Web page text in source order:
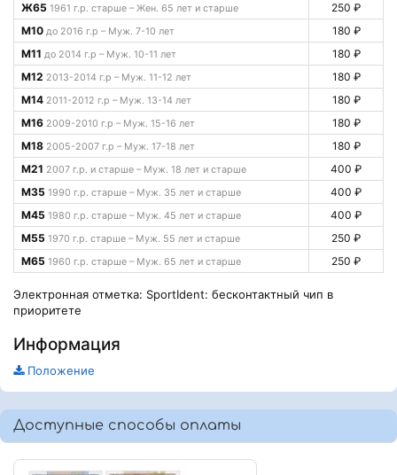
Ж65 1961 г.р. старше – Жен. 65 лет и старше
250 ₽
М10 до 2016 г.р – Муж. 7-10 лет
180 ₽
М11 до 2014 г.р – Муж. 10-11 лет
180 ₽
М12 2013-2014 г.р – Муж. 11-12 лет
180 ₽
М14 2011-2012 г.р – Муж. 13-14 лет
180 ₽
М16 2009-2010 г.р – Муж. 15-16 лет
180 ₽
М18 2005-2007 г.р – Муж. 17-18 лет
180 ₽
М21 2007 г.р. и старше – Муж. 18 лет и старше
400 ₽
М35 1990 г.р. старше – Муж. 35 лет и старше
400 ₽
М45 1980 г.р. старше – Муж. 45 лет и старше
400 ₽
М55 1970 г.р. старше – Муж. 55 лет и старше
250 ₽
М65 1960 г.р. старше – Муж. 65 лет и старше 250 ₽
Электронная отметка: SportIdent: бесконтактный чип в
приоритете
Информация
Положение
Доступные способы оплаты